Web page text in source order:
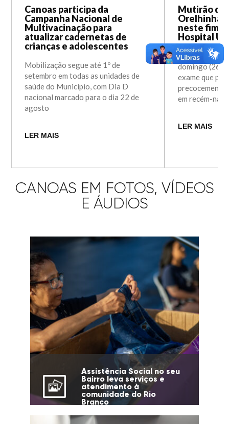
Canoas participa da
Campanha Nacional de
Multivacinação para
atualizar cadernetas de
crianças e adolescentes
Mobilização segue até 1º de
setembro em todas as unidades de
saúde do Município, com Dia D
nacional marcado para o dia 22 de
agosto
LER MAIS
Mutirão do
Orelhinha
neste fim
Hospital
Ação
domingo (26)
exame que
em recém-
LER MAIS
CANOAS EM FOTOS, VÍDEOS
E ÁUDIOS
Assistência Social no seu
Bairro leva serviços e
atendimento à
comunidade do Rio
Branco